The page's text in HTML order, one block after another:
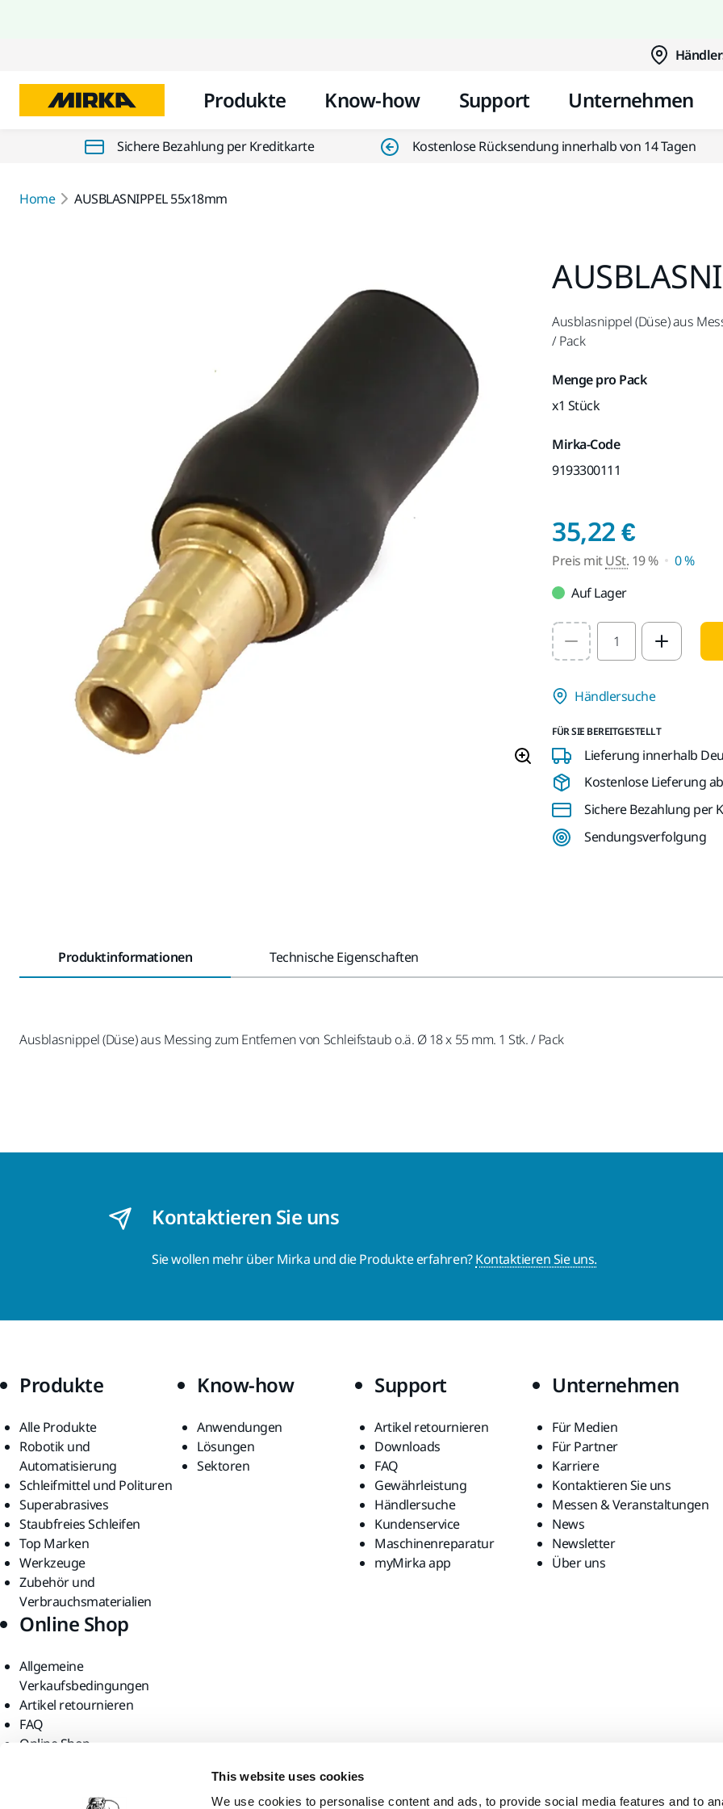
This website uses cookies
We use cookies to personalise content and ads, to provide social media features and to
Produkte Know-how Support Unternehmen
Sichere Bezahlung per Kreditkarte Kostenlose Rücksendung innerhalb von 14 Tagen
Home AUSBLASNIPPEL 55x18mm
Ausblasnippel (Düse) aus
/ Pack
Menge pro Pack
x1 Stück
Mirka-Code
9193300111
35,22 €Preis
Preis mitUSt. 19 %
0 %
Auf Lager
Select quantity value
Händlersuche
FÜR SIE BEREITGESTELLT
Lieferung innerhalb
Kostenlose Lieferung
Sichere Bezahlung per
Sendungsverfolgung
Produktinformationen Technische Eigenschaften
Ausblasnippel (Düse) aus Messing zum Entfernen von Schleifstaub o.ä. Ø 18 x 55 mm. 1 Stk. / Pack
Kontaktieren Sie uns
Sie wollen mehr über Mirka und die Produkte erfahren?Kontaktieren Sie uns.
Produkte
Alle Produkte
Robotik und
Automatisierung
Schleifmittel und Polituren
Superabrasives
Staubfreies Schleifen
Top Marken
Werkzeuge
Zubehör und
Verbrauchsmaterialien
Know-how
Anwendungen
Lösungen
Sektoren
Support
Artikel retournieren
Downloads
FAQ
Gewährleistung
Händlersuche
Kundenservice
Maschinenreparatur
myMirka app
Unternehmen
Für Medien
Für Partner
Karriere
Kontaktieren Sie uns
Messen & Veranstaltungen
News
Newsletter
Über uns
Online Shop
Allgemeine
Verkaufsbedingungen
Artikel retournieren
FAQ
Online Shop